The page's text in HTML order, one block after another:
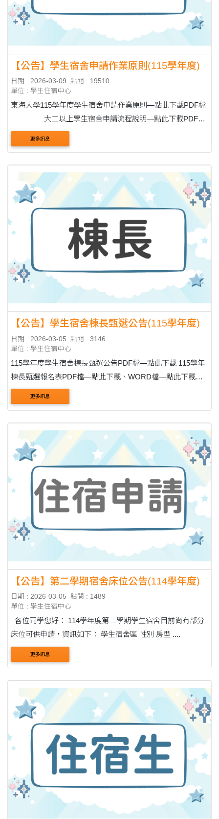
【公告】學生宿舍申請作業原則(115學年度)
日期 : 2026-03-09
點閱 : 19510
單位 : 學生住宿中心
東海大學115學年度學生宿舍申請作業原則—點此下載PDF檔
大二以上學生宿舍申請流程說明—點此下載PDF檔
&nbs....
更多訊息
【公告】學生宿舍棟長甄選公告(115學年度)
日期 : 2026-03-05
點閱 : 3146
單位 : 學生住宿中心
115學年度學生宿舍棟長甄選公告PDF檔—點此下載 115學年
棟長甄選報名表PDF檔—點此下載、WORD檔—點此下載
115學年度學生宿舍棟長甄選公告 主 旨：藉由甄選發掘優秀
人才，且致力於培訓學生宿....
更多訊息
【公告】第二學期宿舍床位公告(114學年度)
日期 : 2026-03-05
點閱 : 1489
單位 : 學生住宿中心
各位同學您好： 114學年度第二學期學生宿舍目前尚有部分
床位可供申請，資訊如下： 學生宿舍區 性別 房型 ....
更多訊息